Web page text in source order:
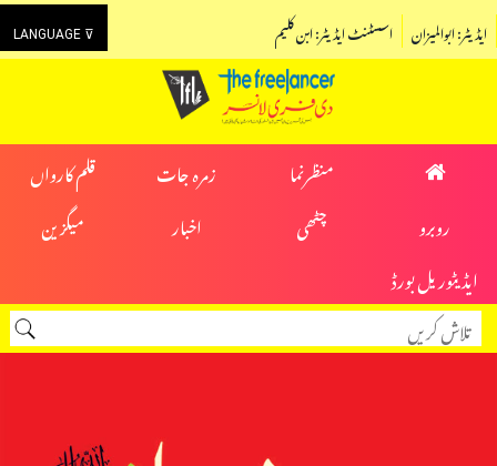
LANGUAGE ⊽ اسسٹنٹ ایڈیٹر: ابن کلیم ایڈیٹر: ابوالمیزان
منظرنما زمرہ جات
قلم کارواں
روبرو
چٹھی اخبار
میگزین
ایڈیٹوریل بورڈ